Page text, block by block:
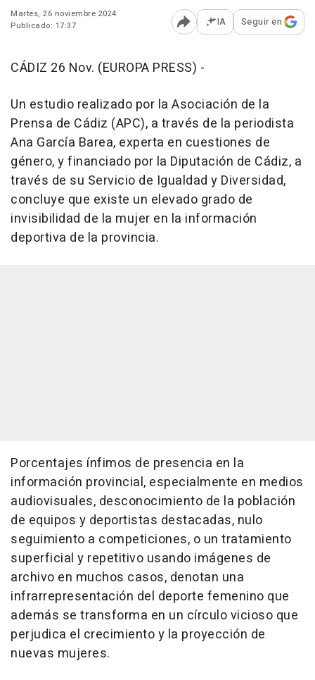
Martes, 26 noviembre 2024
Publicado: 17:37
Abrir opciones para
IA Seguir en
CÁDIZ 26 Nov. (EUROPA PRESS) -
Un estudio realizado por la Asociación de la
Prensa de Cádiz (APC), a través de la periodista
Ana García Barea, experta en cuestiones de
género, y financiado por la Diputación de Cádiz, a
través de su Servicio de Igualdad y Diversidad,
concluye que existe un elevado grado de
invisibilidad de la mujer en la información
deportiva de la provincia.
Porcentajes ínfimos de presencia en la
información provincial, especialmente en medios
audiovisuales, desconocimiento de la población
de equipos y deportistas destacadas, nulo
seguimiento a competiciones, o un tratamiento
superficial y repetitivo usando imágenes de
archivo en muchos casos, denotan una
infrarrepresentación del deporte femenino que
además se transforma en un círculo vicioso que
perjudica el crecimiento y la proyección de
nuevas mujeres.